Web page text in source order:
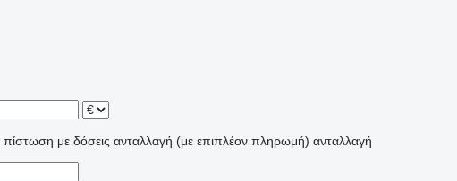
πίστωση με δόσεις ανταλλαγή (με επιπλέον πληρωμή) ανταλλαγή